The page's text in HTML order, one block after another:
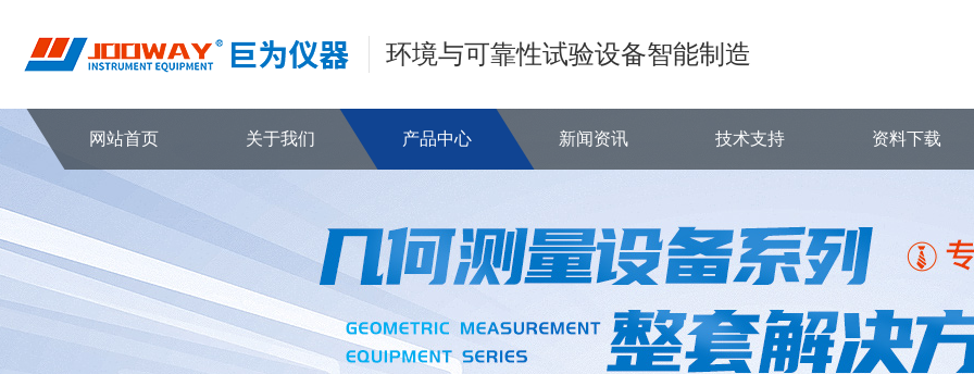
环境与可靠性试验设备智能制造
网站首页 关于我们 产品中心 新闻资讯 技术支持 资料下载